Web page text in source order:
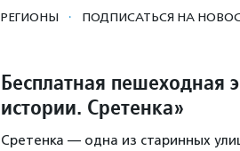
РЕГИОНЫ · ПОДПИСАТЬСЯ НА
Бесплатная пешеходная
истории. Сретенка»
Сретенка — одна из старинных